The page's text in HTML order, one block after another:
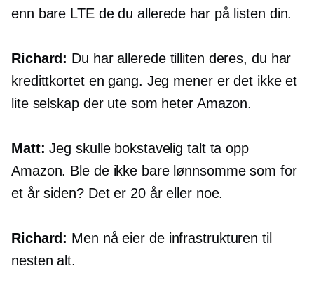
enn bare LTE de du allerede har på listen din.
Richard: Du har allerede tilliten deres, du har
kredittkortet en gang. Jeg mener er det ikke et
lite selskap der ute som heter Amazon.
Matt: Jeg skulle bokstavelig talt ta opp
Amazon. Ble de ikke bare lønnsomme som for
et år siden? Det er 20 år eller noe.
Richard: Men nå eier de infrastrukturen til
nesten alt.